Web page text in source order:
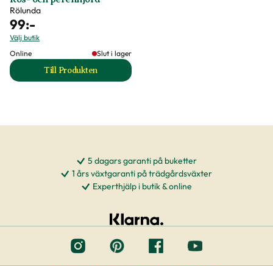
Rölunda
99:-
Välj butik
Online
Slut i lager
Till Produkten
till Ros- och perennjord produktsida
5 dagars garanti på buketter
1 års växtgaranti på trädgårdsväxter
Experthjälp i butik & online